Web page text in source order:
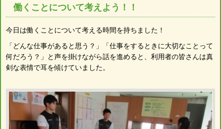
働くことについて考えよう！！
今日は働くことについて考える時間を持ちました！
「どんな仕事があると思う？」「仕事をするときに大切なことって
何だろう？」と声を掛けながら話を進めると、利用者の皆さんは真
剣な表情で耳を傾けていました。